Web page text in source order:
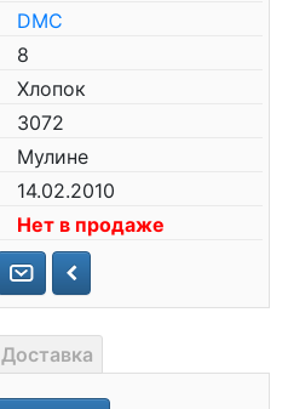
DMC
8
Хлопок
3072
Мулине
14.02.2010
Нет в продаже
Доставка